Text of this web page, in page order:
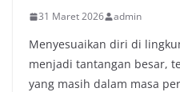
31 Maret 2026 admin
Menyesuaikan diri di
menjadi tantangan besar,
yang masih dalam masa